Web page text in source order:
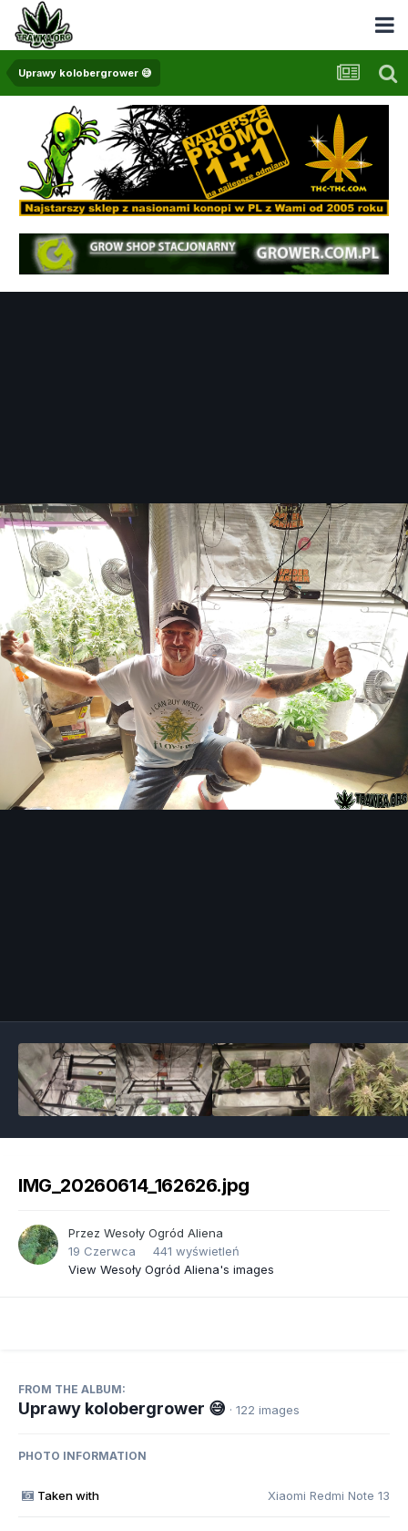
Uprawy kolobergrower 😅
IMG_20260614_162626.jpg
Przez Wesoły Ogród Aliena
19 Czerwca
441 wyświetleń
View Wesoły Ogród Aliena's images
FROM THE ALBUM:
Uprawy kolobergrower 😅 · 122 images
PHOTO INFORMATION
Taken with Xiaomi Redmi Note 13